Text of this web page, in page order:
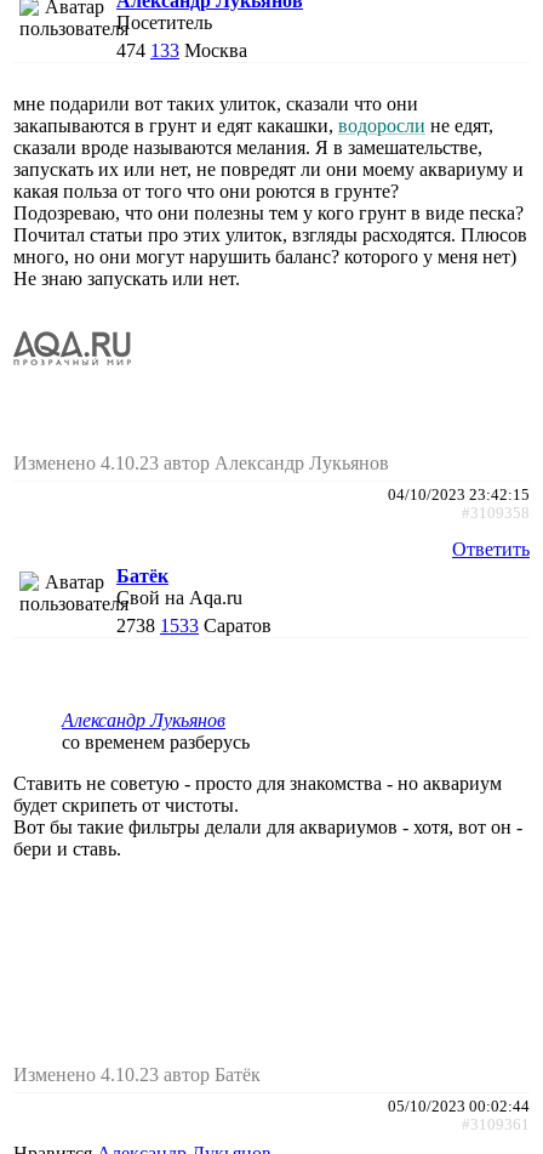
Посетитель
474 133 Москва
мне подарили вот таких улиток, сказали что они
закапываются в грунт и едят какашки, водоросли не едят,
сказали вроде называются мелания. Я в замешательстве,
запускать их или нет, не повредят ли они моему аквариуму и
какая польза от того что они роются в грунте?
Подозреваю, что они полезны тем у кого грунт в виде песка?
Почитал статьи про этих улиток, взгляды расходятся. Плюсов
много, но они могут нарушить баланс? которого у меня нет)
Не знаю запускать или нет.
Изменено 4.10.23 автор Александр Лукьянов
04/10/2023 23:42:15
#3109358
Ответить
Батёк
Свой на Aqa.ru
2738 1533 Саратов
Александр Лукьянов
со временем разберусь
Ставить не советую - просто для знакомства - но аквариум
будет скрипеть от чистоты.
Вот бы такие фильтры делали для аквариумов - хотя, вот он -
бери и ставь.
Изменено 4.10.23 автор Батёк
05/10/2023 00:02:44
#3109361